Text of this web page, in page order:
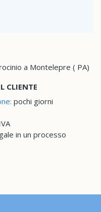
a Montelepre ( PA)
CLIENTE
pochi giorni
in un processo